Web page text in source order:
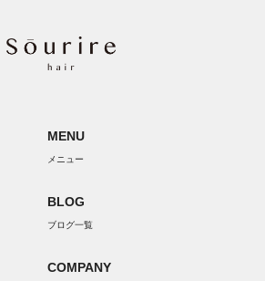
MENU
メニュー
BLOG
ブログ一覧
COMPANY